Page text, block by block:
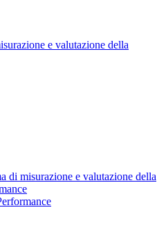
e valutazione della
di misurazione e valutazione della